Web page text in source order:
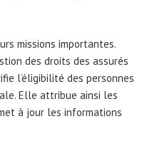
missions importantes.
des droits des assurés
l’éligibilité des personnes
Elle attribue ainsi les
à jour les informations